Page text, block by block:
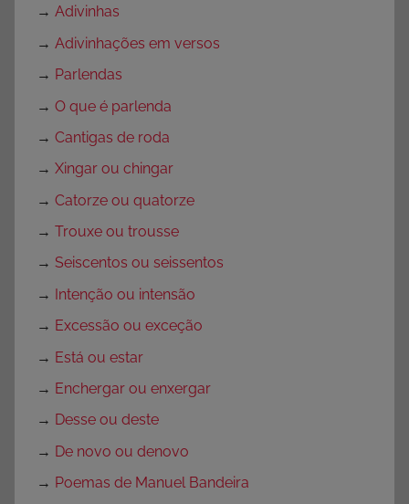
→ Adivinhas
→ Adivinhações em versos
→ Parlendas
→ O que é parlenda
→ Cantigas de roda
→ Xingar ou chingar
→ Catorze ou quatorze
→ Trouxe ou trousse
→ Seiscentos ou seissentos
→ Intenção ou intensão
→ Excessão ou exceção
→ Está ou estar
→ Enchergar ou enxergar
→ Desse ou deste
→ De novo ou denovo
→ Poemas de Manuel Bandeira